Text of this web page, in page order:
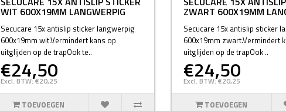
WIT 600X19MM LANGWERPIG
Secucare 15x antislip sticker langwerpig
600x19mm wit.Vermindert kans op
uitglijden op de trapOok te..
€24,50
Excl. BTW: €20,25
TOEVOEGEN
ZWART 600X19MM
Secucare 15x antislip sticker
600x19mm zwart.Vermindert
uitglijden op de trapOok ..
€24,50
Excl. BTW: €20,25
TOEVOEGEN